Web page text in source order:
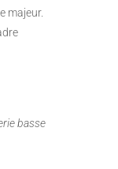
majeur.
basse